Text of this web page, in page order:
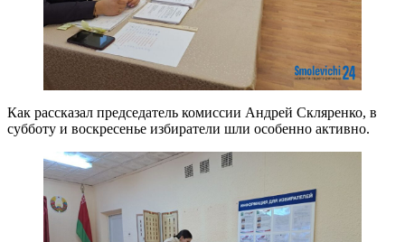
Как рассказал председатель комиссии Андрей Скляренко, в
субботу и воскресенье избиратели шли особенно активно.